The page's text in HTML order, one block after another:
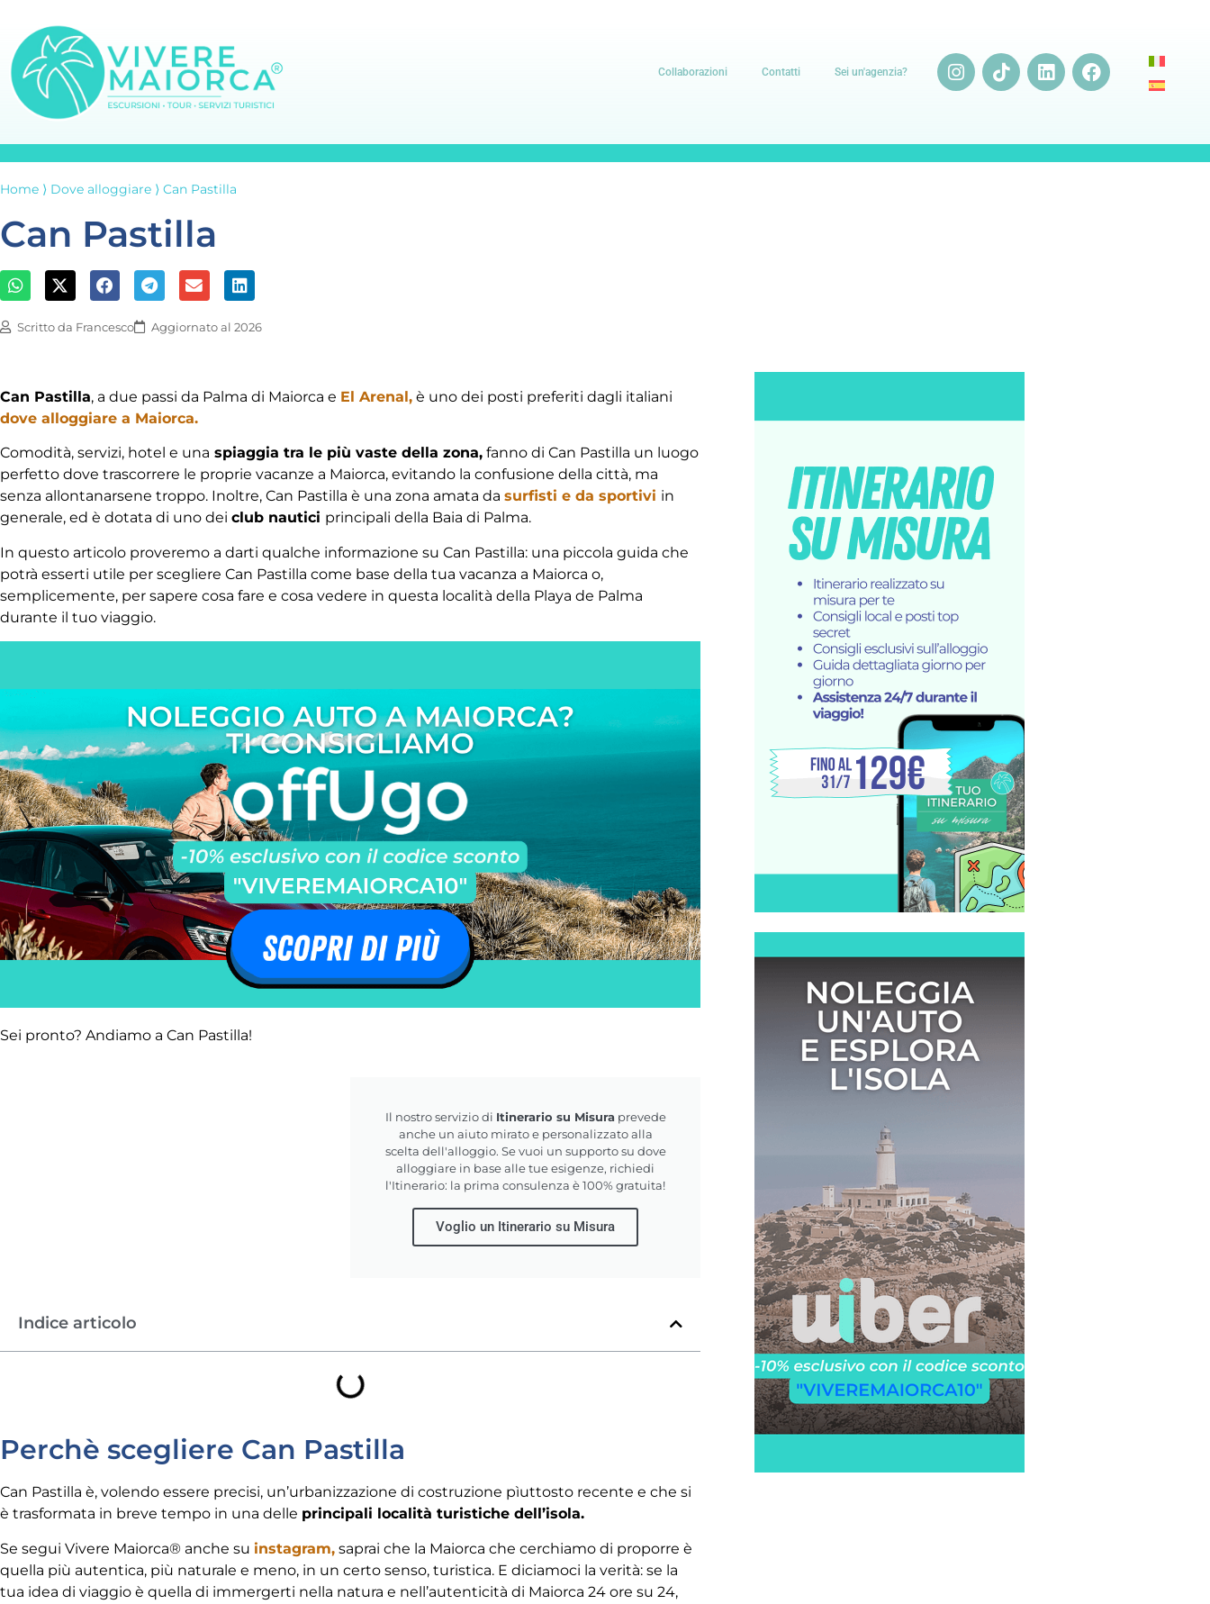
Collaborazioni Contatti Sei un'agenzia?
Home ⟩ Dove alloggiare ⟩ Can Pastilla
Can Pastilla
Scritto da Francesco Aggiornato al 2026
Can Pastilla, a due passi da Palma di Maiorca e El Arenal, è uno dei posti preferiti dagli italiani
dove alloggiare a Maiorca.
Comodità, servizi, hotel e una spiaggia tra le più vaste della zona, fanno di Can Pastilla un luogo
perfetto dove trascorrere le proprie vacanze a Maiorca, evitando la confusione della città, ma
senza allontanarsene troppo. Inoltre, Can Pastilla è una zona amata da surfisti e da sportivi in
generale, ed è dotata di uno dei club nautici principali della Baia di Palma.
In questo articolo proveremo a darti qualche informazione su Can Pastilla: una piccola guida che
potrà esserti utile per scegliere Can Pastilla come base della tua vacanza a Maiorca o,
semplicemente, per sapere cosa fare e cosa vedere in questa località della Playa de Palma
durante il tuo viaggio.
Sei pronto? Andiamo a Can Pastilla!
Il nostro servizio di Itinerario su Misuraprevede
anche un aiuto mirato e personalizzato alla
scelta dell'alloggio. Se vuoi un supporto su dove
alloggiare in base alle tue esigenze, richiedi
l'Itinerario: la prima consulenza è 100% gratuita!
Voglio un Itinerario su Misura
Indice articolo
Perchè scegliere Can Pastilla
Can Pastilla è, volendo essere precisi, un’urbanizzazione di costruzione pìuttosto recente e che si
è trasformata in breve tempo in una delle principali località turistiche dell’isola.
Se segui Vivere Maiorca® anche su instagram, saprai che la Maiorca che cerchiamo di proporre è
quella più autentica, più naturale e meno, in un certo senso, turistica. E diciamoci la verità: se la
tua idea di viaggio è quella di immergerti nella natura e nell’autenticità di Maiorca 24 ore su 24,